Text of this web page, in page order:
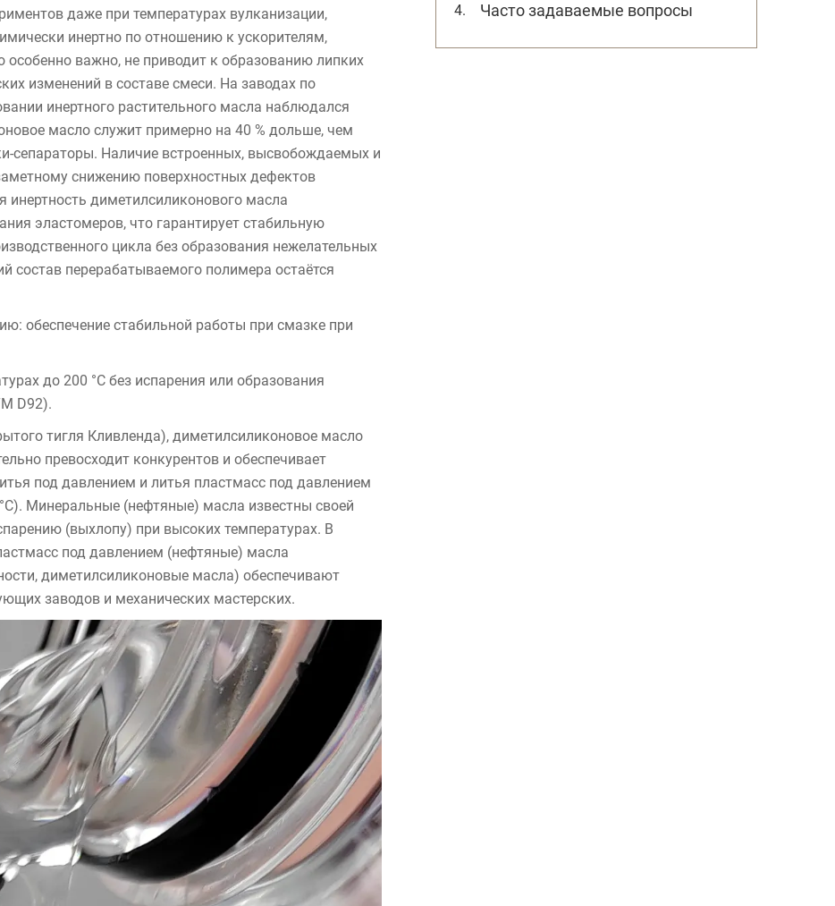
даже при температурах вулканизации,
инертно по отношению к ускорителям,
важно, не приводит к образованию липких
изменений в составе смеси. На заводах по
инертного растительного масла наблюдался
масло служит примерно на 40 % дольше, чем
сепараторы. Наличие встроенных, высвобождаемых и
снижению поверхностных дефектов
диметилсиликонового масла
эластомеров, что гарантирует стабильную
цикла без образования нежелательных
состав перерабатываемого полимера остаётся
обеспечение стабильной работы при смазке при
до 200 °C без испарения или образования
D92).
тигля Кливленда), диметилсиликоновое масло
превосходит конкурентов и обеспечивает
под давлением и литья пластмасс под давлением
Минеральные (нефтяные) масла известны своей
(выхлопу) при высоких температурах. В
под давлением (нефтяные) масла
диметилсиликоновые масла) обеспечивают
заводов и механических мастерских.
Часто задаваемые вопросы